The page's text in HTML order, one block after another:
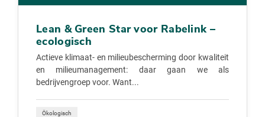
Lean & Green Star voor Rabelink –
ecologisch
Actieve klimaat- en milieubescherming door kwaliteit
en milieumanagement: daar gaan we als
bedrijvengroep voor. Want...
Ökologisch